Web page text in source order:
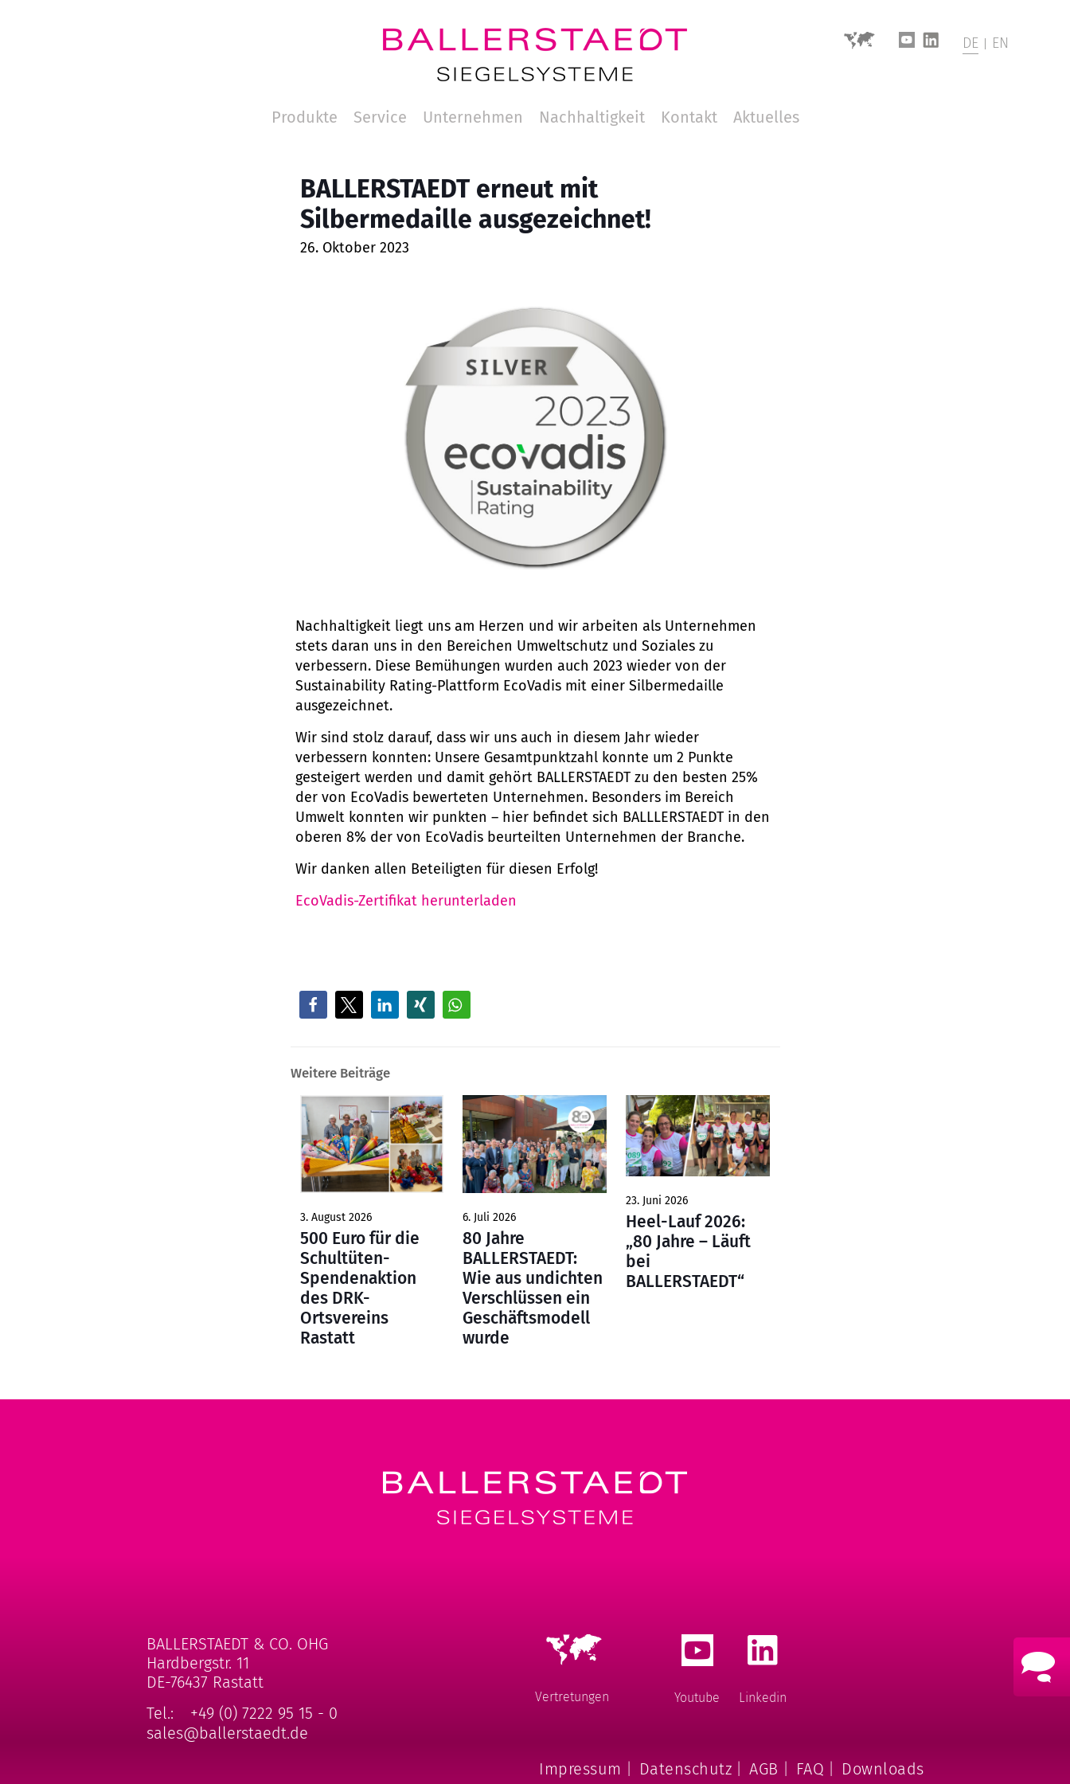
Produkte Service Unternehmen Nachhaltigkeit Kontakt Aktuelles
DE EN
BALLERSTAEDT erneut mit
Silbermedaille ausgezeichnet!
26. Oktober 2023
Nachhaltigkeit liegt uns am Herzen und wir arbeiten als Unternehmen
stets daran uns in den Bereichen Umweltschutz und Soziales zu
verbessern. Diese Bemühungen wurden auch 2023 wieder von der
Sustainability Rating-Plattform EcoVadis mit einer Silbermedaille
ausgezeichnet.
Wir sind stolz darauf, dass wir uns auch in diesem Jahr wieder
verbessern konnten: Unsere Gesamtpunktzahl konnte um 2 Punkte
gesteigert werden und damit gehört BALLERSTAEDT zu den besten 25%
der von EcoVadis bewerteten Unternehmen. Besonders im Bereich
Umwelt konnten wir punkten – hier befindet sich BALLLERSTAEDT in den
oberen 8% der von EcoVadis beurteilten Unternehmen der Branche.
Wir danken allen Beteiligten für diesen Erfolg!
EcoVadis-Zertifikat herunterladen
Weitere Beiträge
3. August 2026
500 Euro für die
Schultüten-
Spendenaktion
des DRK-
Ortsvereins
Rastatt
6. Juli 2026
80 Jahre
BALLERSTAEDT:
Wie aus undichten
Verschlüssen ein
Geschäftsmodell
wurde
23. Juni 2026
Heel-Lauf 2026:
„80 Jahre – Läuft
bei
BALLERSTAEDT“
BALLERSTAEDT & CO. OHG
Hardbergstr. 11
DE-76437 Rastatt
Tel.:
+49 (0) 7222 95 15 - 0
sales@ballerstaedt.de
Vertretungen Youtube Linkedin
Impressum Datenschutz AGB FAQ Downloads